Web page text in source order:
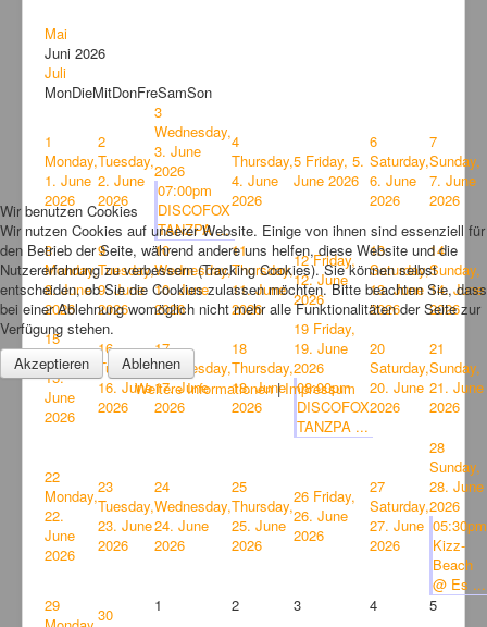
Mai
Juni 2026
Juli
MonDieMitDonFreSamSon
1
Monday,
1. June
2026
2
Tuesday,
2. June
2026
3
Wednesday,
3. June
2026
07:00pm
DISCOFOX
TANZPA ...
4
Thursday,
4. June
2026
5 Friday, 5.
June 2026
6
Saturday,
6. June
2026
7
Sunday,
7. June
2026
8
Monday,
8. June
2026
9
Tuesday,
9. June
2026
10
Wednesday,
10. June
2026
11
Thursday,
11. June
2026
12 Friday,
12. June
2026
13
Saturday,
13. June
2026
14
Sunday,
14. June
2026
15
Monday,
15.
June
2026
16
Tuesday,
16. June
2026
17
Wednesday,
17. June
2026
18
Thursday,
18. June
2026
19 Friday,
19. June
2026
08:00pm
DISCOFOX
TANZPA ...
20
Saturday,
20. June
2026
21
Sunday,
21. June
2026
22
Monday,
22.
June
2026
23
Tuesday,
23. June
2026
24
Wednesday,
24. June
2026
25
Thursday,
25. June
2026
26 Friday,
26. June
2026
27
Saturday,
27. June
2026
28
Sunday,
28. June
2026
05:30pm
Kizz-
Beach
@ Es ...
29
30
1 2 3 4 5
Wir benutzen Cookies
Wir nutzen Cookies auf unserer Website. Einige von ihnen sind essenziell für
den Betrieb der Seite, während andere uns helfen, diese Website und die
Nutzererfahrung zu verbessern (Tracking Cookies). Sie können selbst
entscheiden, ob Sie die Cookies zulassen möchten. Bitte beachten Sie, dass
bei einer Ablehnung womöglich nicht mehr alle Funktionalitäten der Seite zur
Verfügung stehen.
Akzeptieren
Ablehnen
Weitere Informationen|Impressum